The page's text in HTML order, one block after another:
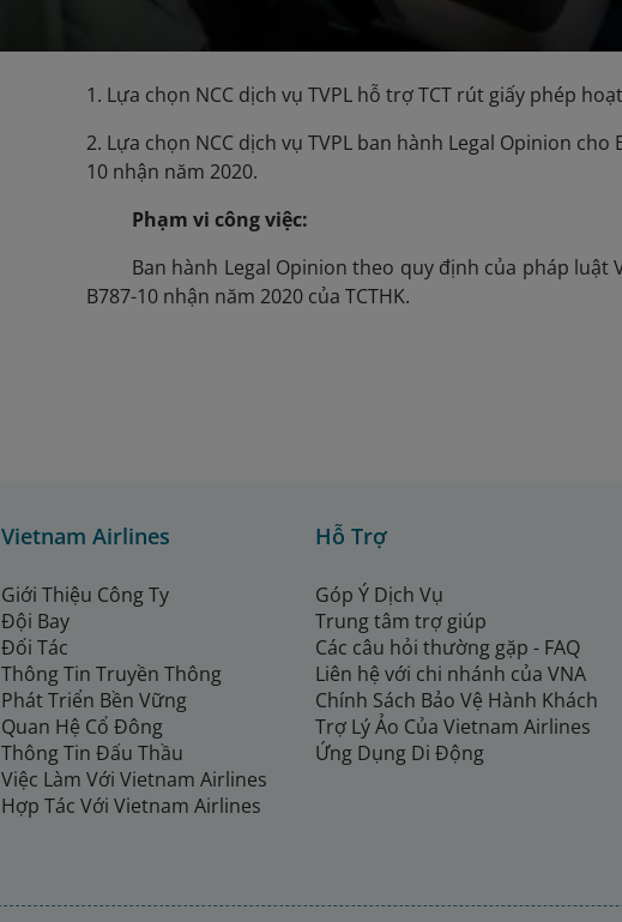
1. Lựa chọn NCC dịch vụ TVPL hỗ trợ TCT rút giấy phép
2. Lựa chọn NCC dịch vụ TVPL ban hành Legal Opinion
10 nhận năm 2020.
Phạm vi công việc:
Ban hành Legal Opinion theo quy định của pháp
B787-10 nhận năm 2020 của TCTHK.
Vietnam Airlines
Giới Thiệu Công Ty
Đội Bay
Đối Tác
Thông Tin Truyền Thông
Phát Triển Bền Vững
Quan Hệ Cổ Đông
Thông Tin Đấu Thầu
Việc Làm Với Vietnam Airlines
Hợp Tác Với Vietnam Airlines
Hỗ Trợ
Góp Ý Dịch Vụ
Trung tâm trợ giúp
Các câu hỏi thường gặp - FAQ
Liên hệ với chi nhánh của VNA
Chính Sách Bảo Vệ Hành Khách
Trợ Lý Ảo Của Vietnam Airlines
Ứng Dụng Di Động